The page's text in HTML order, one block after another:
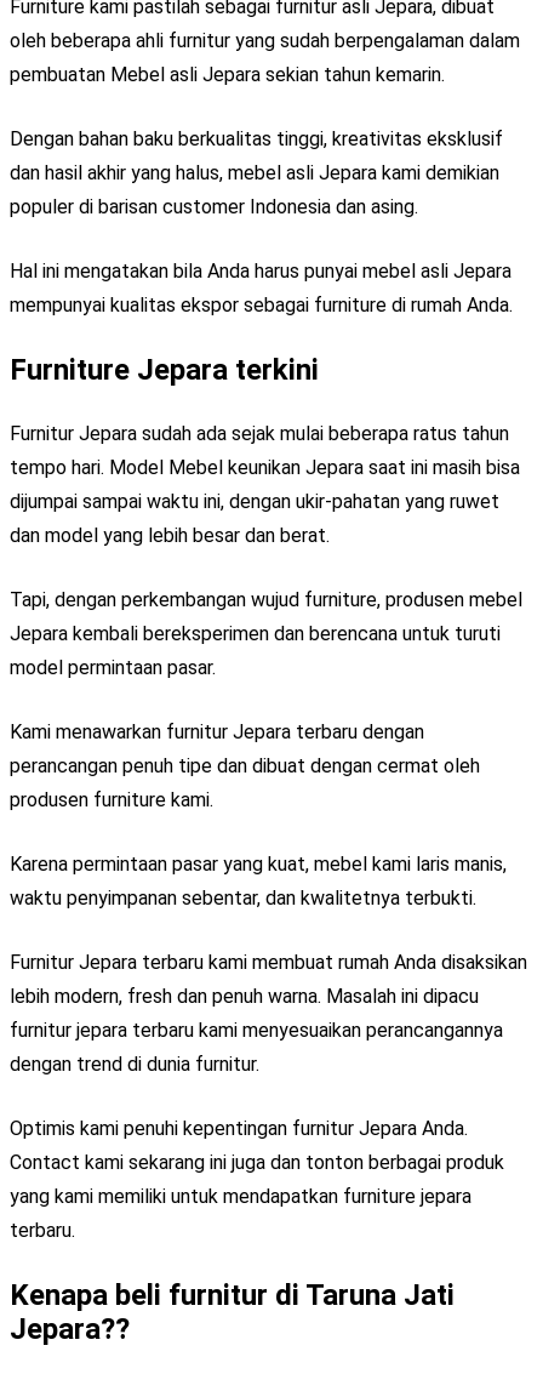
Furniture kami pastilah sebagai furnitur asli Jepara, dibuat
oleh beberapa ahli furnitur yang sudah berpengalaman dalam
pembuatan Mebel asli Jepara sekian tahun kemarin.
Dengan bahan baku berkualitas tinggi, kreativitas eksklusif
dan hasil akhir yang halus, mebel asli Jepara kami demikian
populer di barisan customer Indonesia dan asing.
Hal ini mengatakan bila Anda harus punyai mebel asli Jepara
mempunyai kualitas ekspor sebagai furniture di rumah Anda.
Furniture Jepara terkini
Furnitur Jepara sudah ada sejak mulai beberapa ratus tahun
tempo hari. Model Mebel keunikan Jepara saat ini masih bisa
dijumpai sampai waktu ini, dengan ukir-pahatan yang ruwet
dan model yang lebih besar dan berat.
Tapi, dengan perkembangan wujud furniture, produsen mebel
Jepara kembali bereksperimen dan berencana untuk turuti
model permintaan pasar.
Kami menawarkan furnitur Jepara terbaru dengan
perancangan penuh tipe dan dibuat dengan cermat oleh
produsen furniture kami.
Karena permintaan pasar yang kuat, mebel kami laris manis,
waktu penyimpanan sebentar, dan kwalitetnya terbukti.
Furnitur Jepara terbaru kami membuat rumah Anda disaksikan
lebih modern, fresh dan penuh warna. Masalah ini dipacu
furnitur jepara terbaru kami menyesuaikan perancangannya
dengan trend di dunia furnitur.
Optimis kami penuhi kepentingan furnitur Jepara Anda.
Contact kami sekarang ini juga dan tonton berbagai produk
yang kami memiliki untuk mendapatkan furniture jepara
terbaru.
Kenapa beli furnitur di Taruna Jati
Jepara??